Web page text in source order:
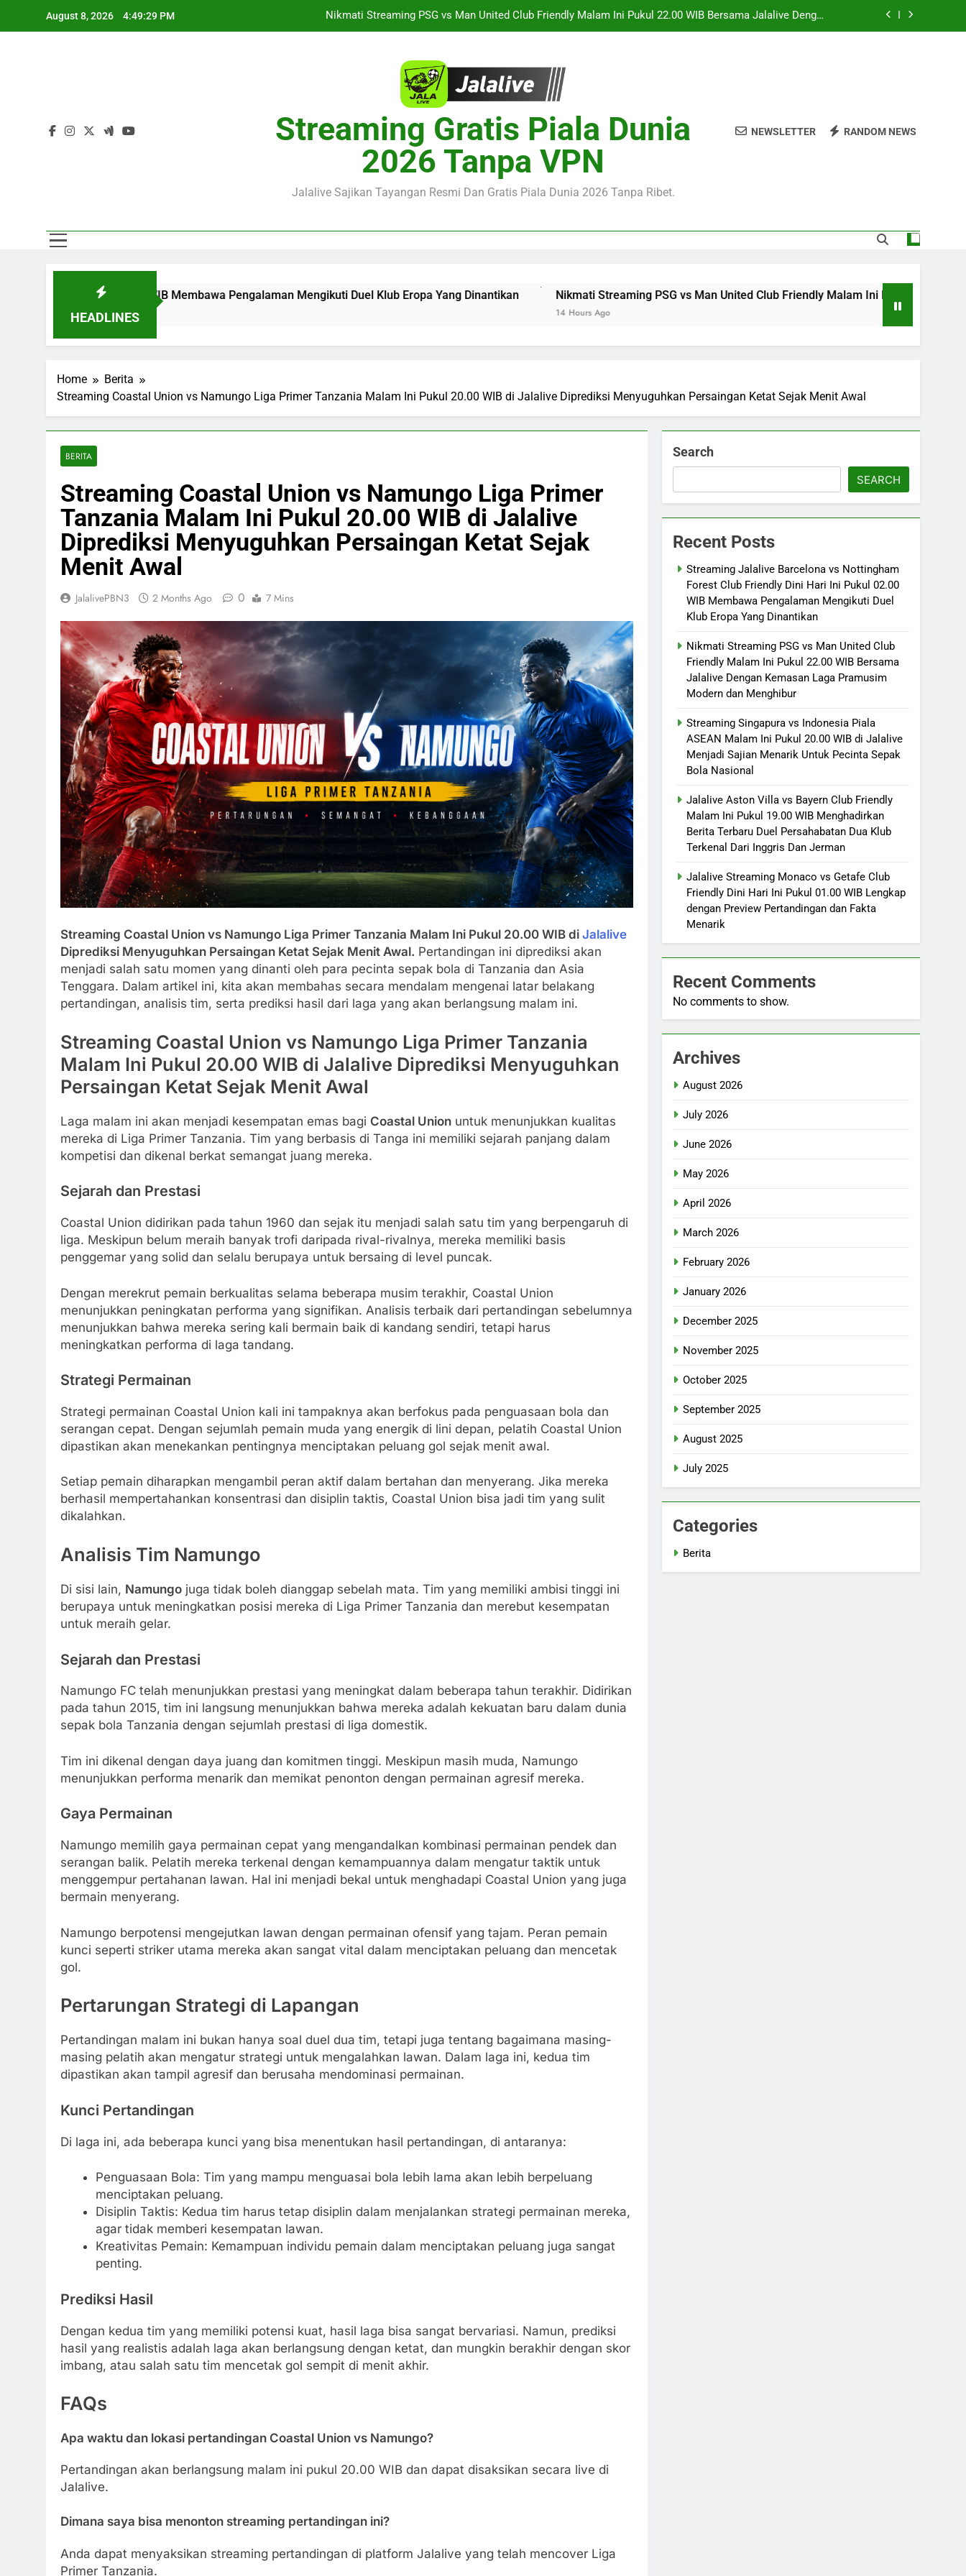
August 8, 2026 4:49:30 PM
Streaming Singapura vs Indonesia Piala ASEAN Malam Ini Pukul 20.00 WIB di Jalalive Menjadi Sajian
Streaming Jalalive Barcelona vs Nottingham Forest Club Friendly Dini Hari Ini Pukul 02.00 WIB Membawa
Pengalaman Mengikuti Duel Klub Eropa Yang Dinantikan
Nikmati Streaming PSG vs Man United Club Friendly Malam Ini Pukul 22.00 WIB Bersama Jalalive Dengan
Kemasan Laga Pramusim Modern dan Menghibur
Streaming Singapura vs Indonesia Piala ASEAN Malam Ini Pukul 20.00 WIB di Jalalive Menjadi Sajian
Jalalive Aston Villa vs Bayern Club Friendly Malam Ini Pukul 19.00 WIB Menghadirkan Berita Terbaru Duel
Persahabatan Dua Klub Terkenal Dari Inggris Dan Jerman
Streaming Gratis Piala Dunia
2026 Tanpa VPN
Jalalive Sajikan Tayangan Resmi Dan Gratis Piala Dunia 2026 Tanpa Ribet.
NEWSLETTER RANDOM NEWS
HEADLINES
02.00 WIB Membawa Pengalaman Mengikuti Duel Klub Eropa Yang Dinantikan Nikmati Streaming PSG vs Man United Club Friendly Malam Ini Pukul 22.00 WIB Bersama
Home
Berita
Streaming Coastal Union vs Namungo Liga Primer Tanzania Malam Ini Pukul 20.00 WIB di Jalalive Diprediksi Menyuguhkan Persaingan Ketat Sejak Menit Awal
BERITA
Streaming Coastal Union vs Namungo Liga Primer
Tanzania Malam Ini Pukul 20.00 WIB di Jalalive
Diprediksi Menyuguhkan Persaingan Ketat Sejak
Menit Awal
JalalivePBN3 2 Months Ago 0 7 Mins
Streaming Coastal Union vs Namungo Liga Primer Tanzania Malam Ini Pukul 20.00 WIB di Jalalive
Diprediksi Menyuguhkan Persaingan Ketat Sejak Menit Awal. Pertandingan ini diprediksi akan
menjadi salah satu momen yang dinanti oleh para pecinta sepak bola di Tanzania dan Asia
Tenggara. Dalam artikel ini, kita akan membahas secara mendalam mengenai latar belakang
pertandingan, analisis tim, serta prediksi hasil dari laga yang akan berlangsung malam ini.
Streaming Coastal Union vs Namungo Liga Primer Tanzania
Malam Ini Pukul 20.00 WIB di Jalalive Diprediksi Menyuguhkan
Persaingan Ketat Sejak Menit Awal
Laga malam ini akan menjadi kesempatan emas bagi Coastal Union untuk menunjukkan kualitas
mereka di Liga Primer Tanzania. Tim yang berbasis di Tanga ini memiliki sejarah panjang dalam
kompetisi dan dikenal berkat semangat juang mereka.
Sejarah dan Prestasi
Coastal Union didirikan pada tahun 1960 dan sejak itu menjadi salah satu tim yang berpengaruh di
liga. Meskipun belum meraih banyak trofi daripada rival-rivalnya, mereka memiliki basis
penggemar yang solid dan selalu berupaya untuk bersaing di level puncak.
Dengan merekrut pemain berkualitas selama beberapa musim terakhir, Coastal Union
menunjukkan peningkatan performa yang signifikan. Analisis terbaik dari pertandingan sebelumnya
menunjukkan bahwa mereka sering kali bermain baik di kandang sendiri, tetapi harus
meningkatkan performa di laga tandang.
Strategi Permainan
Strategi permainan Coastal Union kali ini tampaknya akan berfokus pada penguasaan bola dan
serangan cepat. Dengan sejumlah pemain muda yang energik di lini depan, pelatih Coastal Union
dipastikan akan menekankan pentingnya menciptakan peluang gol sejak menit awal.
Setiap pemain diharapkan mengambil peran aktif dalam bertahan dan menyerang. Jika mereka
berhasil mempertahankan konsentrasi dan disiplin taktis, Coastal Union bisa jadi tim yang sulit
dikalahkan.
Analisis Tim Namungo
Di sisi lain, Namungo juga tidak boleh dianggap sebelah mata. Tim yang memiliki ambisi tinggi ini
berupaya untuk meningkatkan posisi mereka di Liga Primer Tanzania dan merebut kesempatan
untuk meraih gelar.
Sejarah dan Prestasi
Namungo FC telah menunjukkan prestasi yang meningkat dalam beberapa tahun terakhir. Didirikan
pada tahun 2015, tim ini langsung menunjukkan bahwa mereka adalah kekuatan baru dalam dunia
sepak bola Tanzania dengan sejumlah prestasi di liga domestik.
Tim ini dikenal dengan daya juang dan komitmen tinggi. Meskipun masih muda, Namungo
menunjukkan performa menarik dan memikat penonton dengan permainan agresif mereka.
Gaya Permainan
Namungo memilih gaya permainan cepat yang mengandalkan kombinasi permainan pendek dan
serangan balik. Pelatih mereka terkenal dengan kemampuannya dalam mengatur taktik untuk
menggempur pertahanan lawan. Hal ini menjadi bekal untuk menghadapi Coastal Union yang juga
bermain menyerang.
Namungo berpotensi mengejutkan lawan dengan permainan ofensif yang tajam. Peran pemain
kunci seperti striker utama mereka akan sangat vital dalam menciptakan peluang dan mencetak
gol.
Pertarungan Strategi di Lapangan
Pertandingan malam ini bukan hanya soal duel dua tim, tetapi juga tentang bagaimana masing-
masing pelatih akan mengatur strategi untuk mengalahkan lawan. Dalam laga ini, kedua tim
dipastikan akan tampil agresif dan berusaha mendominasi permainan.
Kunci Pertandingan
Di laga ini, ada beberapa kunci yang bisa menentukan hasil pertandingan, di antaranya:
Penguasaan Bola: Tim yang mampu menguasai bola lebih lama akan lebih berpeluang
menciptakan peluang.
Disiplin Taktis: Kedua tim harus tetap disiplin dalam menjalankan strategi permainan mereka,
agar tidak memberi kesempatan lawan.
Kreativitas Pemain: Kemampuan individu pemain dalam menciptakan peluang juga sangat
penting.
Prediksi Hasil
Dengan kedua tim yang memiliki potensi kuat, hasil laga bisa sangat bervariasi. Namun, prediksi
hasil yang realistis adalah laga akan berlangsung dengan ketat, dan mungkin berakhir dengan skor
imbang, atau salah satu tim mencetak gol sempit di menit akhir.
FAQs
Apa waktu dan lokasi pertandingan Coastal Union vs Namungo?
Pertandingan akan berlangsung malam ini pukul 20.00 WIB dan dapat disaksikan secara live di
Jalalive.
Dimana saya bisa menonton streaming pertandingan ini?
Anda dapat menyaksikan streaming pertandingan di platform Jalalive yang telah mencover Liga
Primer Tanzania.
Search
SEARCH
Recent Posts
Streaming Jalalive Barcelona vs Nottingham
Forest Club Friendly Dini Hari Ini Pukul 02.00
WIB Membawa Pengalaman Mengikuti Duel
Klub Eropa Yang Dinantikan
Nikmati Streaming PSG vs Man United Club
Friendly Malam Ini Pukul 22.00 WIB Bersama
Jalalive Dengan Kemasan Laga Pramusim
Modern dan Menghibur
Streaming Singapura vs Indonesia Piala
ASEAN Malam Ini Pukul 20.00 WIB di Jalalive
Menjadi Sajian Menarik Untuk Pecinta Sepak
Bola Nasional
Jalalive Aston Villa vs Bayern Club Friendly
Malam Ini Pukul 19.00 WIB Menghadirkan
Berita Terbaru Duel Persahabatan Dua Klub
Terkenal Dari Inggris Dan Jerman
Jalalive Streaming Monaco vs Getafe Club
Friendly Dini Hari Ini Pukul 01.00 WIB Lengkap
dengan Preview Pertandingan dan Fakta
Menarik
Recent Comments
No comments to show.
Archives
August 2026
July 2026
June 2026
May 2026
April 2026
March 2026
February 2026
January 2026
December 2025
November 2025
October 2025
September 2025
August 2025
July 2025
Categories
Berita